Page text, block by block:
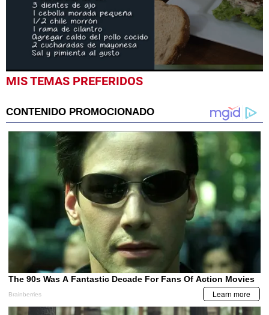
0
seconds
minute,
38
seconds
MIS TEMAS PREFERIDOS